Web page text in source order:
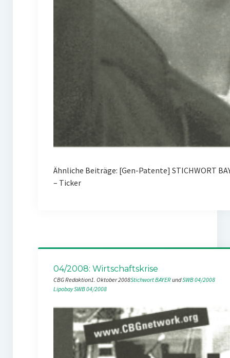
Ähnliche Beiträge: [Gen-Patente] STICHWORT
– Ticker
04/2008: Wirtschaftskrise
CBG Redaktion1. Oktober 2008Stichwort BAYER und SWB 04/2008
LipobaySWB 04/2008